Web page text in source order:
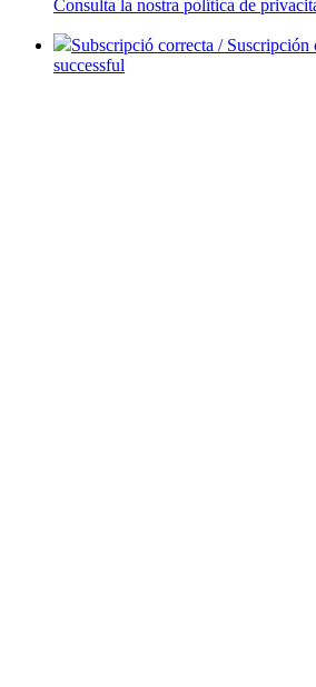
Consulta la nostra política de
Subscripció correcta / Suscripción
successful